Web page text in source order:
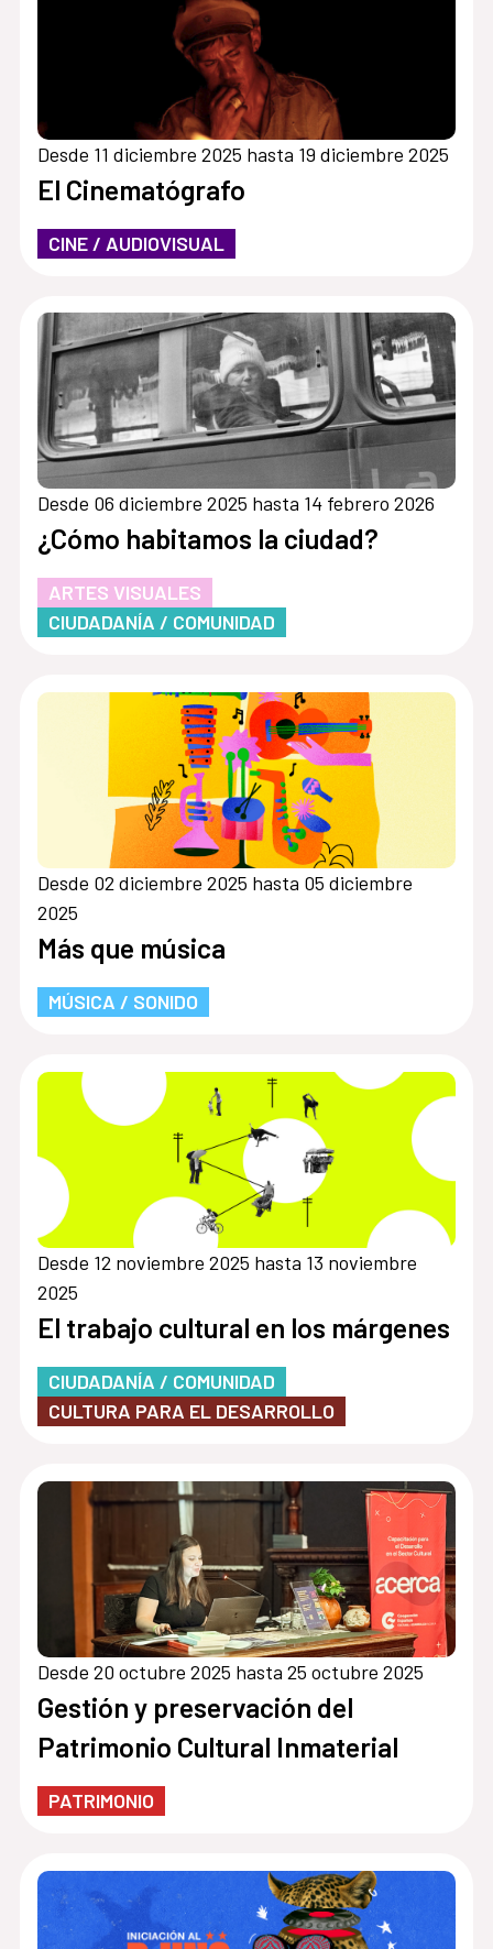
Desde 11 diciembre 2025 hasta 19 diciembre 2025
El Cinematógrafo
CINE / AUDIOVISUAL
Desde 06 diciembre 2025 hasta 14 febrero 2026
¿Cómo habitamos la ciudad?
ARTES VISUALES
CIUDADANÍA / COMUNIDAD
Desde 02 diciembre 2025 hasta 05 diciembre
2025
Más que música
MÚSICA / SONIDO
Desde 12 noviembre 2025 hasta 13 noviembre
2025
El trabajo cultural en los márgenes
CIUDADANÍA / COMUNIDAD
CULTURA PARA EL DESARROLLO
Desde 20 octubre 2025 hasta 25 octubre 2025
Gestión y preservación del
Patrimonio Cultural Inmaterial
PATRIMONIO